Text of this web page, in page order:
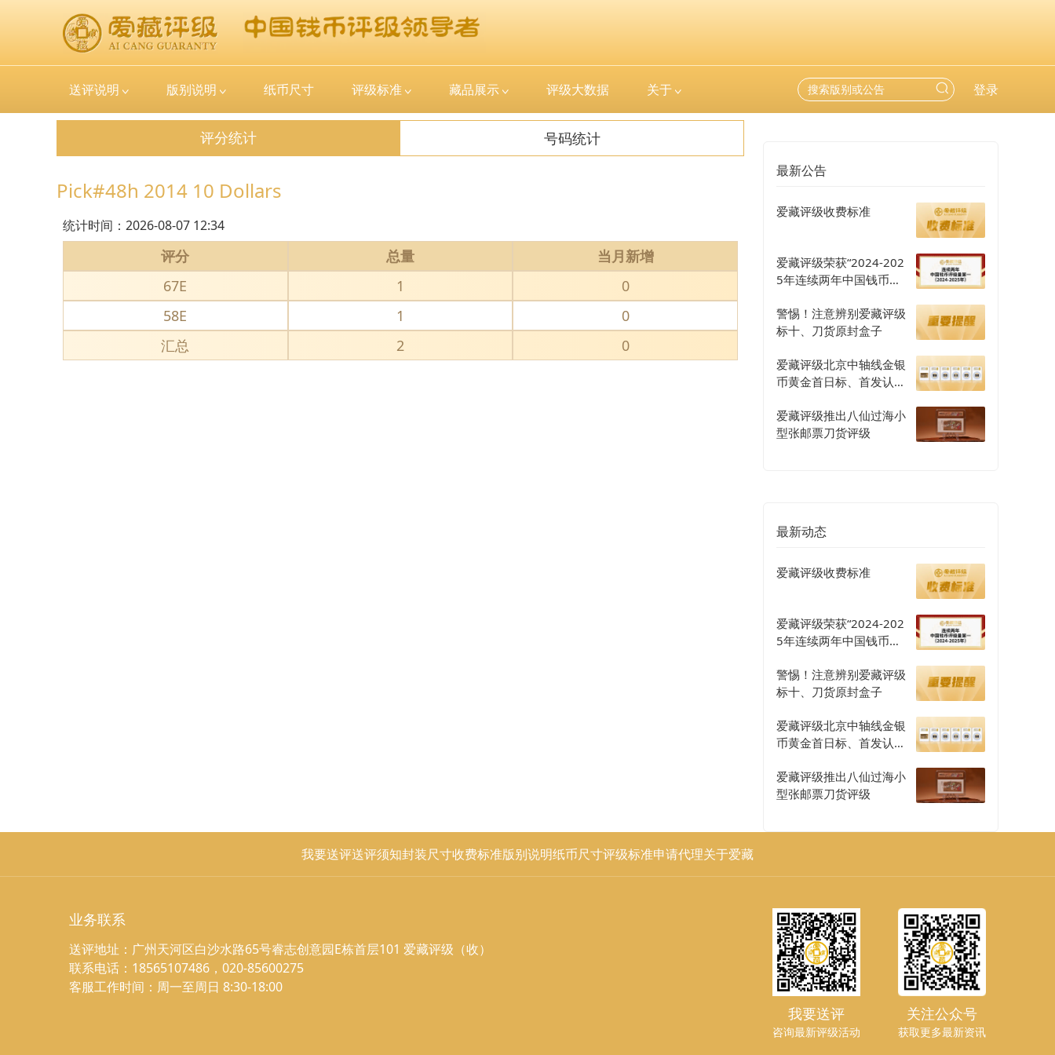
送评说明 版别说明 纸币尺寸 评级标准 藏品展示 评级大数据 关于 登录
评分统计 号码统计
Pick#48h 2014 10 Dollars
统计时间： 2026-08-07 12:34
评分 总量
当月新增
67E
1
0
58E
1
0
汇总
2 0
最新公告
爱藏评级收费标准
爱藏评级荣获“2024-202
5年连续两年中国钱币评
警惕！注意辨别爱藏评级
标十、刀货原封盒子
爱藏评级北京中轴线金银
币黄金首日标、首发认证
爱藏评级推出八仙过海小
型张邮票刀货评级
最新动态
爱藏评级收费标准
爱藏评级荣获“2024-202
5年连续两年中国钱币评
警惕！注意辨别爱藏评级
标十、刀货原封盒子
爱藏评级北京中轴线金银
币黄金首日标、首发认证
爱藏评级推出八仙过海小
型张邮票刀货评级
我要送评送评须知封装尺寸收费标准版别说明纸币尺寸评级标准申请代理关于爱藏
业务联系
送评地址：广州天河区白沙水路65号睿志创意园E栋首层101 爱藏评级（收）
联系电话：18565107486，020-85600275
客服工作时间：周一至周日 8:30-18:00
我要送评
咨询最新评级活动
关注公众号
获取更多最新资讯